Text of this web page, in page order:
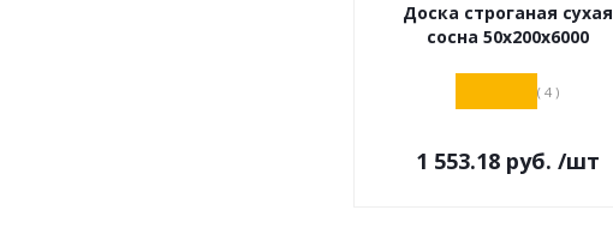
Доска строганая сухая
сосна 50х200х6000
( 4 )
1 553.18руб. /шт